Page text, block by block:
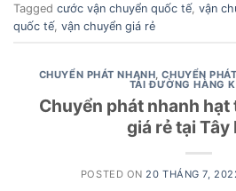
Tagged cước vận chuyển quốc tế, vận
quốc tế, vận chuyển giá rẻ
CHUYỂN PHÁT NHANH,CHUYỂN
TẢI ĐƯỜNG HÀNG
Chuyển phát nhanh hạt
giá rẻ tại Tây
POSTED ON20 THÁNG 7,